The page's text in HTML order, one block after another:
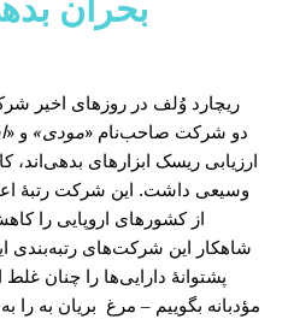
بحران
ریچارد وُلف در روزهای اخیر
دو شرکت صاحب‌نام «مودی» و «
ارزیابی ریسک ابزارهای
وسیعی داشت. این شرکت رتبۀ
از کشورهای اروپایی را
شاهکار این شرکت‌های رتبه‌بندی
پشتوانۀ دارایی‌‌ها را چنان غلط
مؤدبانه بگوییم – مرغ بریان به را